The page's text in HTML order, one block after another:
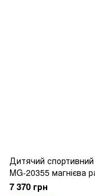
Дитячий
MG-20355 магнієва
зібраний на 75
7 370 грн